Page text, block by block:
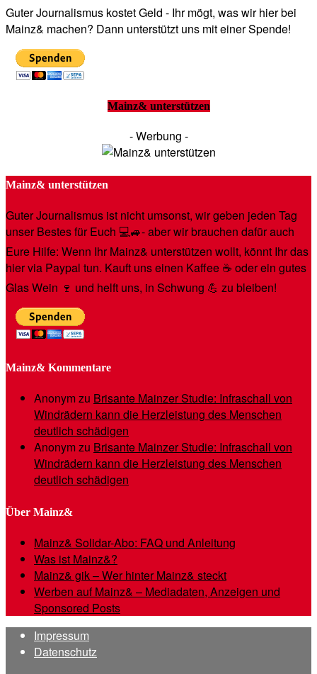
Guter Journalismus kostet Geld - Ihr mögt, was wir hier bei
Mainz& machen? Dann unterstützt uns mit einer Spende!
Mainz& unterstützen
- Werbung -
Mainz& unterstützen
Guter Journalismus ist nicht umsonst, wir geben jeden Tag
unser Bestes für Euch 💻🚙- aber wir brauchen dafür auch
Eure Hilfe: Wenn Ihr Mainz& unterstützen wollt, könnt Ihr das
hier via Paypal tun. Kauft uns einen Kaffee ☕️ oder ein gutes
Glas Wein 🍷 und helft uns, in Schwung 💪 zu bleiben!
Mainz& Kommentare
Anonymzu Brisante Mainzer Studie: Infraschall von
Windrädern kann die Herzleistung des Menschen
deutlich schädigen
Anonymzu Brisante Mainzer Studie: Infraschall von
Windrädern kann die Herzleistung des Menschen
deutlich schädigen
Über Mainz&
Mainz& Solidar-Abo: FAQ und Anleitung
Was ist Mainz&?
Mainz& gik – Wer hinter Mainz& steckt
Werben auf Mainz& – Mediadaten, Anzeigen und
Sponsored Posts
Impressum
Datenschutz